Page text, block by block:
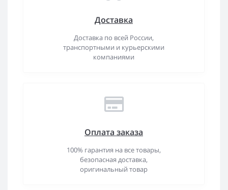
Доставка
Доставка по всей России,
транспортными и курьерскими
компаниями
Оплата заказа
100% гарантия на все товары,
безопасная доставка,
оригинальный товар